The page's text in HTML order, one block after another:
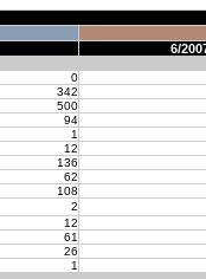
6/
0
342
500
94
1
12
136
62
108
2
12
61
26
1